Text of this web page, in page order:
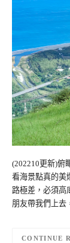
(202210更新)俯
看海景點真的美
路極差，必須高
朋友帶我們上
CONTINUE